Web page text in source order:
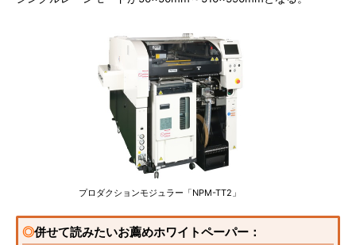
プロダクションモジュラー「NPM-TT2」
◎併せて読みたいお薦めホワイトペーパー：